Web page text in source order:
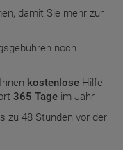
damit Sie mehr zur
noch
kostenlose Hilfe
365 Tage im Jahr
zu 48 Stunden vor der